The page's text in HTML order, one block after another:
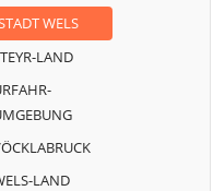
WELS
LAND
LAND